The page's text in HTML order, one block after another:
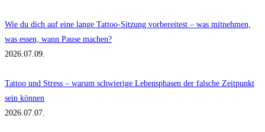
Wie du dich auf eine lange Tattoo-Sitzung vorbereitest – was mitnehmen,
was essen, wann Pause machen?
2026.07.09.
Tattoo und Stress – warum schwierige Lebensphasen der falsche Zeitpunkt
sein können
2026.07.07.